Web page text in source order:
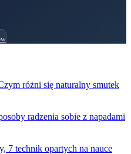
różni się naturalny smutek
radzenia sobie z napadami
7 technik opartych na nauce